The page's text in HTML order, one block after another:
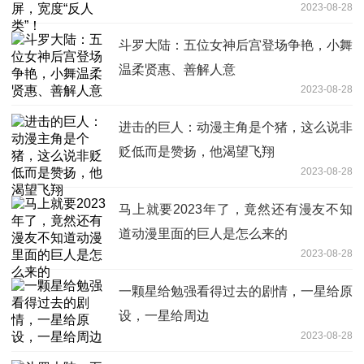
2023-08-28
斗罗大陆：五位女神后宫登场争艳，小舞
温柔贤惠、善解人意
2023-08-28
进击的巨人：动漫主角是个猪，这么说非
贬低而是赞扬，他渴望飞翔
2023-08-28
马上就要2023年了，竟然还有漫友不知
道动漫里面的巨人是怎么来的
2023-08-28
一颗星给勉强看得过去的剧情，一星给原
设，一星给周边
2023-08-28